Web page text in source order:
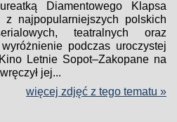
Diamentowego Klapsa
najpopularniejszych polskich
teatralnych oraz
podczas uroczystej
Letnie Sopot–Zakopane na
jej...
więcej zdjęć z tego tematu »